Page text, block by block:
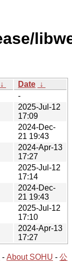
↓ Date ↓
-
2025-Jul-12
17:09
2024-Dec-
21 19:43
2024-Apr-13
17:27
2025-Jul-12
17:14
2024-Dec-
21 19:43
2025-Jul-12
17:10
2024-Apr-13
17:27
- About SOHU - 公